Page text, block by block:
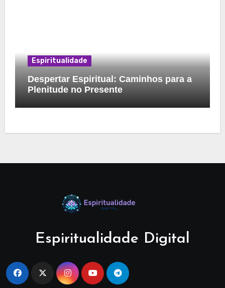
Espiritualidade
Despertar Espiritual: Caminhos para a
Plenitude no Presente
Espiritualidade Digital